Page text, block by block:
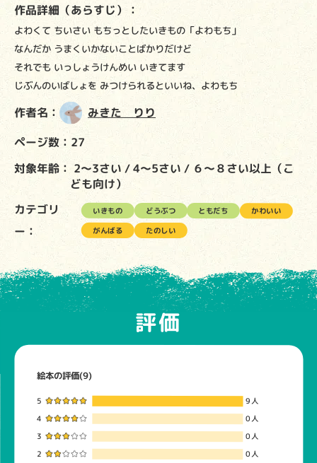
作品詳細（あらすじ）：
よわくて ちいさい もちっとしたいきもの「よわもち」
なんだか うまくいかないことばかりだけど
それでも いっしょうけんめい いきてます
じぶんのいばしょを みつけられるといいね、よわもち
作者名： みきた りり
ページ数：27
対象年齢： 2～3さい 4～5さい ６～８さい以上（こ
ども向け）
カテゴリ
ー：
いきもの どうぶつ ともだち かわいい
がんばる たのしい
評価
絵本の評価(9)
5 9人
4 0人
3 0人
2 0人